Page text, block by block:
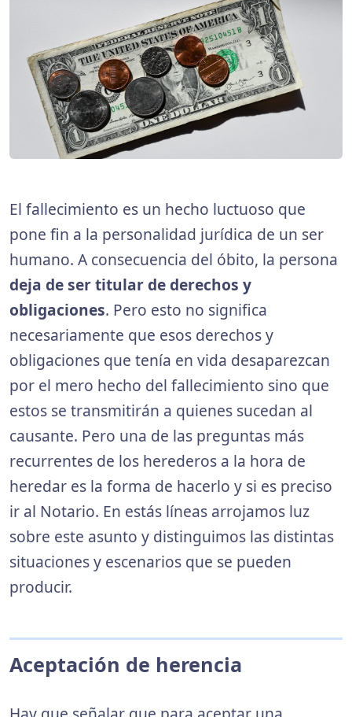
El fallecimiento es un hecho luctuoso que
pone fin a la personalidad jurídica de un ser
humano. A consecuencia del óbito, la persona
deja de ser titular de derechos y
obligaciones. Pero esto no significa
necesariamente que esos derechos y
obligaciones que tenía en vida desaparezcan
por el mero hecho del fallecimiento sino que
estos se transmitirán a quienes sucedan al
causante. Pero una de las preguntas más
recurrentes de los herederos a la hora de
heredar es la forma de hacerlo y si es preciso
ir al Notario. En estás líneas arrojamos luz
sobre este asunto y distinguimos las distintas
situaciones y escenarios que se pueden
producir.
Aceptación de herencia